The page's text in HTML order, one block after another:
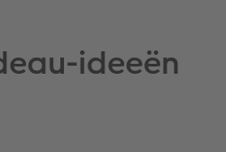
ideeën